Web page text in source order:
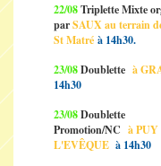
22/08Triplette Mixte
parSAUX au terrain
St Matré à 14h30.
23/08Doublette à
14h30
23/08Doublette
Promotion/NC à PUY
L'EVÊQUE à 14h30